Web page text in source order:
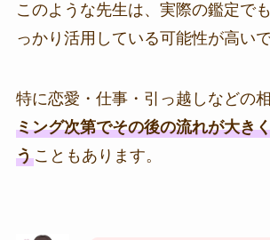
このような先生は、実際の鑑定で
っかり活用している可能性が高いで
特に恋愛・仕事・引っ越しなどの相
ミング次第でその後の流れが大き
うこともあります。